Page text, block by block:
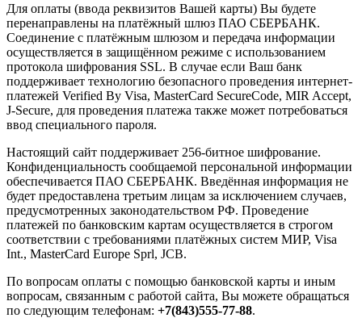
Для оплаты (ввода реквизитов Вашей карты) Вы будете
перенаправлены на платёжный шлюз ПАО СБЕРБАНК.
Соединение с платёжным шлюзом и передача информации
осуществляется в защищённом режиме с использованием
протокола шифрования SSL. В случае если Ваш банк
поддерживает технологию безопасного проведения интернет-
платежей Verified By Visa, MasterCard SecureCode, MIR Accept,
J-Secure, для проведения платежа также может потребоваться
ввод специального пароля.
Настоящий сайт поддерживает 256-битное шифрование.
Конфиденциальность сообщаемой персональной информации
обеспечивается ПАО СБЕРБАНК. Введённая информация не
будет предоставлена третьим лицам за исключением случаев,
предусмотренных законодательством РФ. Проведение
платежей по банковским картам осуществляется в строгом
соответствии с требованиями платёжных систем МИР, Visa
Int., MasterCard Europe Sprl, JCB.
По вопросам оплаты с помощью банковской карты и иным
вопросам, связанным с работой сайта, Вы можете обращаться
по следующим телефонам: +7(843)555-77-88.